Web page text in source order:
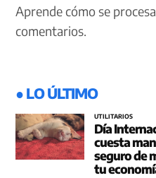
Aprende cómo se
comentarios.
● LO ÚLTIMO
UTILITARIOS
Día
cuesta
seguro de
tu